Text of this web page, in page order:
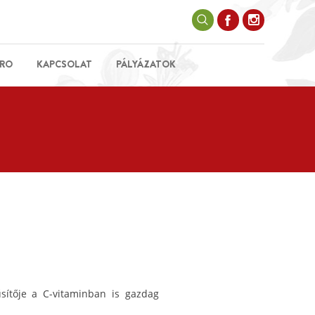
KAPCSOLAT PÁLYÁZATOK
a C-vitaminban is gazdag